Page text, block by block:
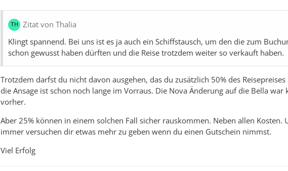
Zitat von Thalia
Klingt spannend. Bei uns ist es ja auch ein Schiffstausch, um den die zum
schon gewusst haben dürften und die Reise trotzdem weiter so verkauft haben.
Trotzdem darfst du nicht davon ausgehen, das du zusätzlich 50% des
die Ansage ist schon noch lange im Vorraus. Die Nova Änderung auf die Bella war
vorher.
Aber 25% können in einem solchen Fall sicher rauskommen. Neben allen Kosten.
immer versuchen dir etwas mehr zu geben wenn du einen Gutschein nimmst.
Viel Erfolg